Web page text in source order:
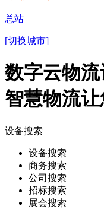
总站
[切换城市]
数字云物
智慧物流让
设备搜索
设备搜索
商务搜索
公司搜索
招标搜索
展会搜索